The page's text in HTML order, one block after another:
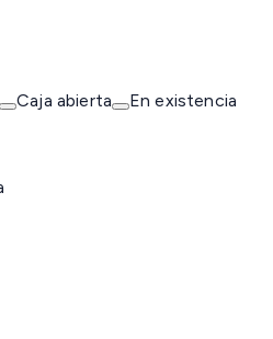
Caja abierta En existencia